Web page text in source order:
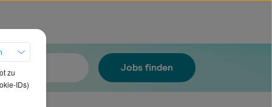
Jobs finden
zu
IDs)